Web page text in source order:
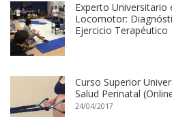
Experto Universitario
Locomotor:
Ejercicio Terapéutico
Curso Superior
Salud Perinatal
24/04/2017